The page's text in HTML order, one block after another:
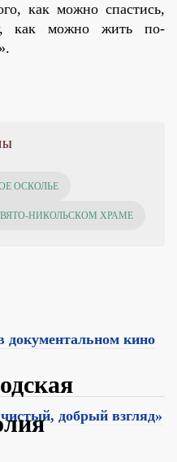
как можно спастись,
как можно жить по-
ОСКОЛЬЕ
НИКОЛЬСКОМ ХРАМЕ
документальном кино
добрый взгляд»